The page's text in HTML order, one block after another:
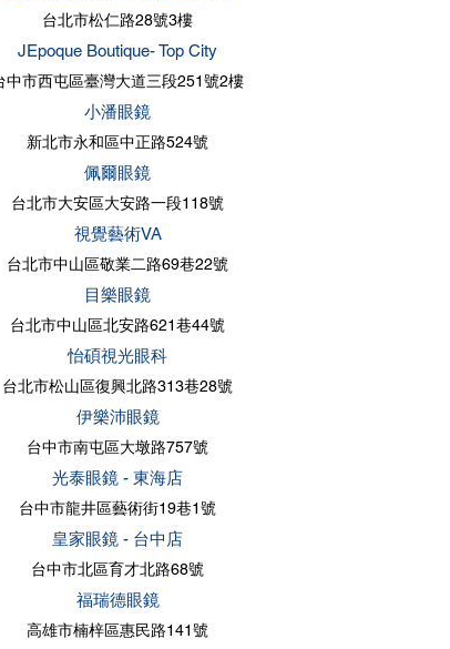
台北市松仁路28號3樓
JEpoque Boutique- Top City
中市西屯區臺灣大道三段251號2樓
小潘眼鏡
新北市永和區中正路524號
佩爾眼鏡
台北市大安區大安路一段118號
視覺藝術VA
台北市中山區敬業二路69巷22號
目樂眼鏡
台北市中山區北安路621巷44號
怡碩視光眼科
台北市松山區復興北路313巷28號
伊樂沛眼鏡
台中市南屯區大墩路757號
光泰眼鏡 - 東海店
台中市龍井區藝術街19巷1號
皇家眼鏡 - 台中店
台中市北區育才北路68號
福瑞德眼鏡
高雄市楠梓區惠民路141號